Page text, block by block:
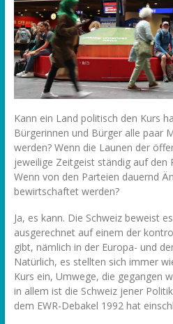
Kann ein Land politisch den Kurs
Bürgerinnen und Bürger alle paar
werden? Wenn die Launen der
jeweilige Zeitgeist ständig auf den
Wenn von den Parteien dauernd
bewirtschaftet werden?
Ja, es kann. Die Schweiz beweist
ausgerechnet auf einem der
gibt, nämlich in der Europa- und
Natürlich, es stellten sich immer
Kurs ein, Umwege, die gegangen
in allem ist die Schweiz jener
dem EWR-Debakel 1992 hat